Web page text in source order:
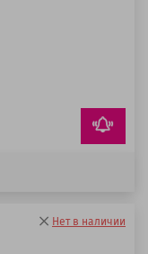
Нет в наличии